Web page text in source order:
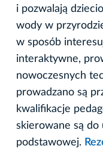
i pozwalają
wody w
w sposób
interaktywne,
nowoczesnych
prowadzano są
kwalifikacje
skierowane są do
podstawowej.